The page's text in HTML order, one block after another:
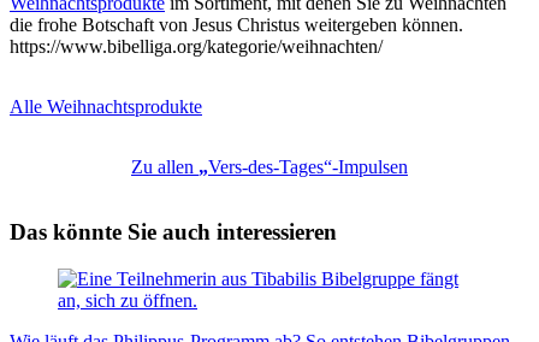
die frohe Botschaft von Jesus Christus weitergeben können.
https://www.bibelliga.org/kategorie/weihnachten/
Alle Weihnachtsprodukte
Zu allen „Vers-des-Tages“-Impulsen
Das könnte Sie auch interessieren